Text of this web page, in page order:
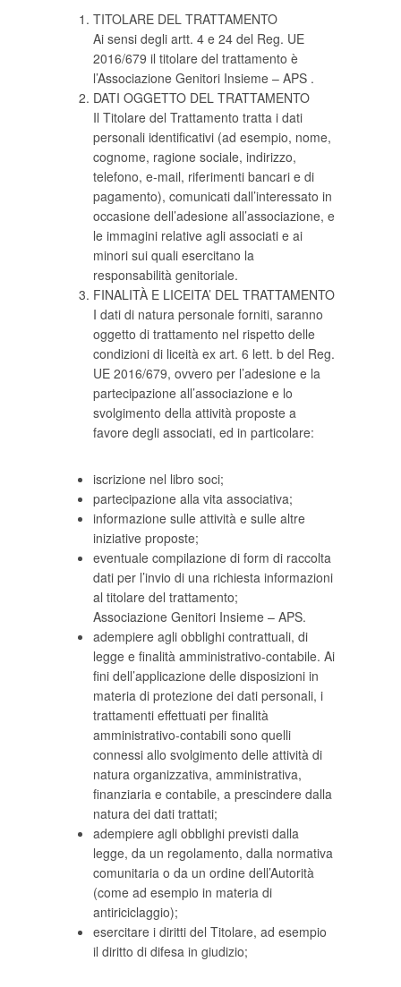
TITOLARE DEL TRATTAMENTO
Ai sensi degli artt. 4 e 24 del Reg. UE
2016/679 il titolare del trattamento è
l’Associazione Genitori Insieme – APS .
DATI OGGETTO DEL TRATTAMENTO
Il Titolare del Trattamento tratta i dati
personali identificativi (ad esempio, nome,
cognome, ragione sociale, indirizzo,
telefono, e-mail, riferimenti bancari e di
pagamento), comunicati dall’interessato in
occasione dell’adesione all’associazione, e
le immagini relative agli associati e ai
minori sui quali esercitano la
responsabilità genitoriale.
FINALITÀ E LICEITA’ DEL TRATTAMENTO
I dati di natura personale forniti, saranno
oggetto di trattamento nel rispetto delle
condizioni di liceità ex art. 6 lett. b del Reg.
UE 2016/679, ovvero per l’adesione e la
partecipazione all’associazione e lo
svolgimento della attività proposte a
favore degli associati, ed in particolare:
iscrizione nel libro soci;
partecipazione alla vita associativa;
informazione sulle attività e sulle altre
iniziative proposte;
eventuale compilazione di form di raccolta
dati per l’invio di una richiesta informazioni
al titolare del trattamento;
Associazione Genitori Insieme – APS.
adempiere agli obblighi contrattuali, di
legge e finalità amministrativo-contabile. Ai
fini dell’applicazione delle disposizioni in
materia di protezione dei dati personali, i
trattamenti effettuati per finalità
amministrativo-contabili sono quelli
connessi allo svolgimento delle attività di
natura organizzativa, amministrativa,
finanziaria e contabile, a prescindere dalla
natura dei dati trattati;
adempiere agli obblighi previsti dalla
legge, da un regolamento, dalla normativa
comunitaria o da un ordine dell’Autorità
(come ad esempio in materia di
antiriciclaggio);
esercitare i diritti del Titolare, ad esempio
il diritto di difesa in giudizio;